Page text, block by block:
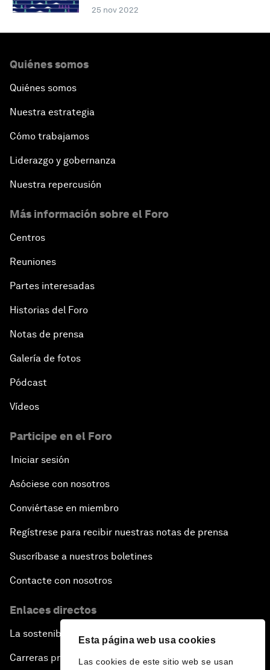
Esta página web usa cookies
Las cookies de este sitio web se usan
25 nov 2022
Quiénes somos
Quiénes somos
Nuestra estrategia
Cómo trabajamos
Liderazgo y gobernanza
Nuestra repercusión
Más información sobre el Foro
Centros
Reuniones
Partes interesadas
Historias del Foro
Notas de prensa
Galería de fotos
Pódcast
Vídeos
Participe en el Foro
Iniciar sesión
Asóciese con nosotros
Conviértase en miembro
Regístrese para recibir nuestras notas de prensa
Suscríbase a nuestros boletines
Contacte con nosotros
Enlaces directos
La sostenibilidad en el Foro
Carreras profesionales